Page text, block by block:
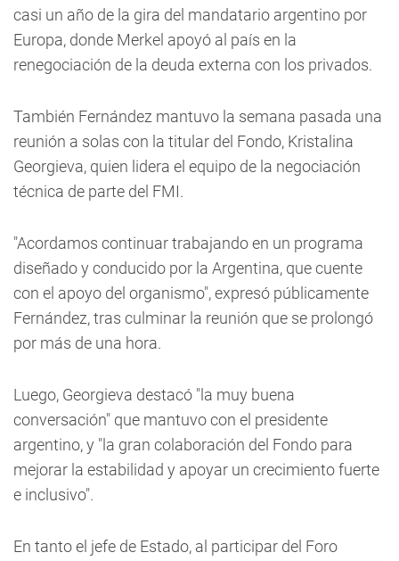
casi un año de la gira del mandatario argentino por
Europa, donde Merkel apoyó al país en la
renegociación de la deuda externa con los privados.
También Fernández mantuvo la semana pasada una
reunión a solas con la titular del Fondo, Kristalina
Georgieva, quien lidera el equipo de la negociación
técnica de parte del FMI.
"Acordamos continuar trabajando en un programa
diseñado y conducido por la Argentina, que cuente
con el apoyo del organismo", expresó públicamente
Fernández, tras culminar la reunión que se prolongó
por más de una hora.
Luego, Georgieva destacó "la muy buena
conversación" que mantuvo con el presidente
argentino, y "la gran colaboración del Fondo para
mejorar la estabilidad y apoyar un crecimiento fuerte
e inclusivo".
En tanto el jefe de Estado, al participar del Foro